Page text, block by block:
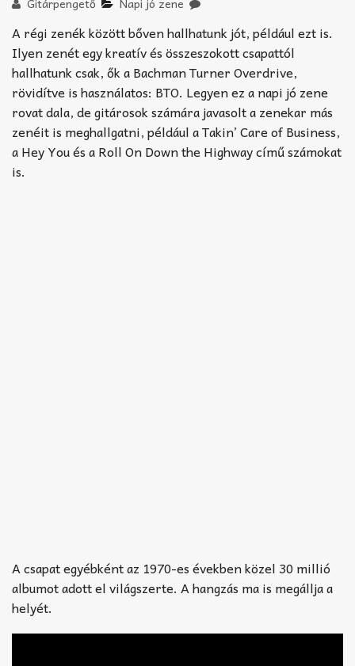
TABok
Improvizáció
A régi zenék között bőven hallhatunk jót, például ezt is.
Ilyen zenét egy kreatív és összeszokott csapattól
hallhatunk csak, ők a Bachman Turner Overdrive,
rövidítve is használatos: BTO. Legyen ez a napi jó zene
rovat dala, de gitárosok számára javasolt a zenekar más
zenéit is meghallgatni, például a Takin’ Care of Business,
a Hey You és a Roll On Down the Highway című számokat
is.
A csapat egyébként az 1970-es években közel 30 millió
albumot adott el világszerte. A hangzás ma is megállja a
helyét.